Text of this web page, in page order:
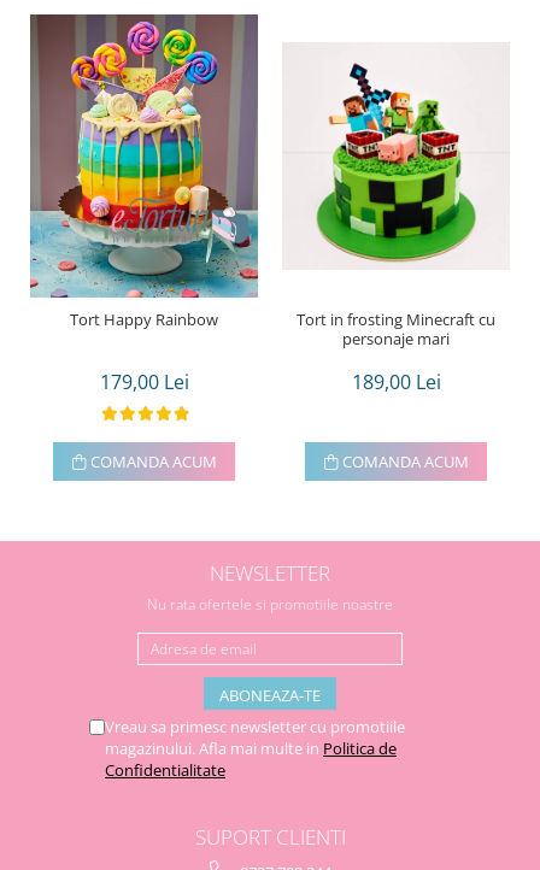
Tort Happy Rainbow
179,00 Lei
COMANDA ACUM
Tort in frosting Minecraft cu
personaje mari
189,00 Lei
COMANDA ACUM
NEWSLETTER
Nu rata ofertele si promotiile noastre
Vreau sa primesc newsletter cu promotiile
magazinului. Afla mai multe in Politica de
Confidentialitate
SUPORT CLIENTI